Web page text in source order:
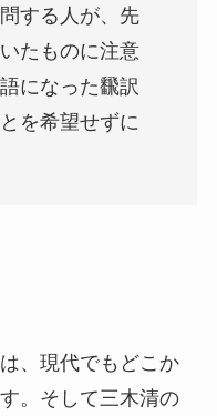
する人が、先
たものに注意
になった飜訳
を希望せずに
、現代でもどこか
。そして三木清の